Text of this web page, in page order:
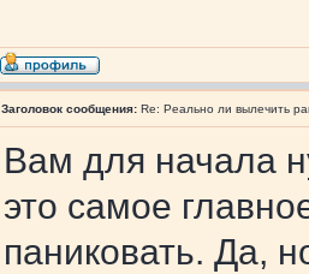
Заголовок сообщения: Re: Реально ли вылечить
Вам для начала
это самое
паниковать. Да,